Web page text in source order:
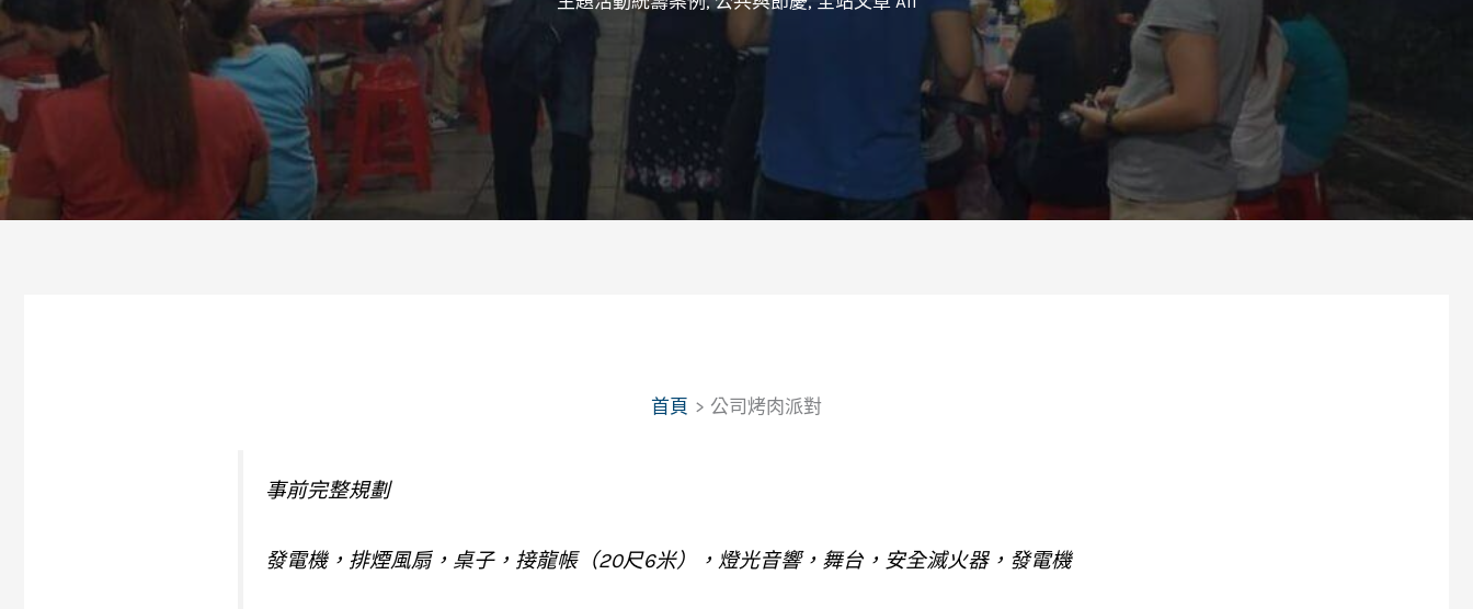
首頁 公司烤肉派對
事前完整規劃
發電機，排煙風扇，桌子，接龍帳（20尺6米），燈光音響，舞台，安全滅火器，發電機